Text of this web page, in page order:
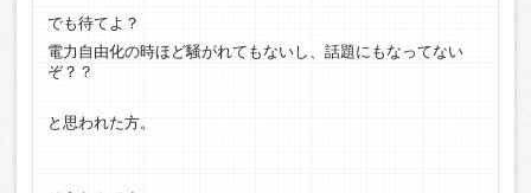
でも待てよ？
電力自由化の時ほど騒がれてもないし、話題にもなってない
ぞ？？
と思われた方。